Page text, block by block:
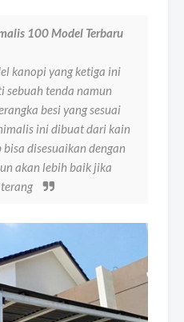
100 Model Terbaru
kanopi yang ketiga ini
sebuah tenda namun
besi yang sesuai
ini dibuat dari kain
disesuaikan dengan
akan lebih baik jika